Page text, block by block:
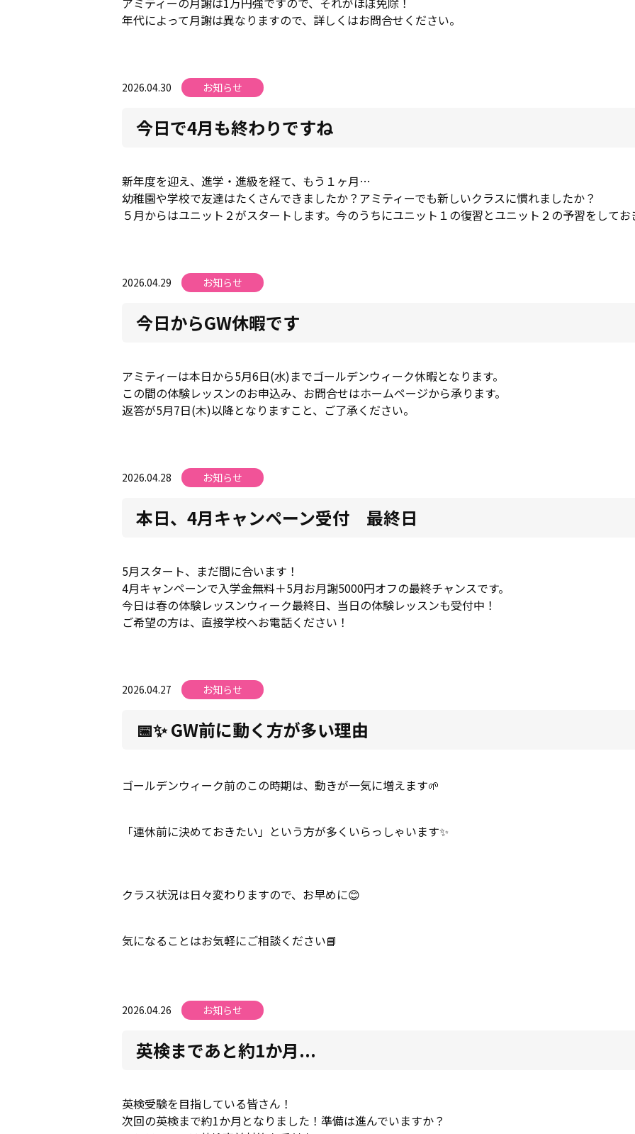
年代によって月謝は異なりますので、詳しくはお問合せください。
2026.04.30 お知らせ
今日で4月も終わりですね
新年度を迎え、進学・進級を経て、もう１ヶ月…
幼稚園や学校で友達はたくさんできましたか？アミティーでも新しいクラスに慣れましたか？
５月からはユニット２がスタートします。今のうちにユニット１の復習とユニット２の予習をしてお
2026.04.29 お知らせ
今日からGW休暇です
アミティーは本日から5月6日(水)までゴールデンウィーク休暇となります。
この間の体験レッスンのお申込み、お問合せはホームページから承ります。
返答が5月7日(木)以降となりますこと、ご了承ください。
2026.04.28 お知らせ
本日、4月キャンペーン受付 最終日
5月スタート、まだ間に合います！
4月キャンペーンで入学金無料＋5月お月謝5000円オフの最終チャンスです。
今日は春の体験レッスンウィーク最終日、当日の体験レッスンも受付中！
ご希望の方は、直接学校へお電話ください！
2026.04.27 お知らせ
📅✨ GW前に動く方が多い理由
ゴールデンウィーク前のこの時期は、動きが一気に増えます🌱
「連休前に決めておきたい」という方が多くいらっしゃいます✨
クラス状況は日々変わりますので、お早めに😊
気になることはお気軽にご相談ください📘
2026.04.26 お知らせ
英検まであと約1か月...
英検受験を目指している皆さん！
次回の英検まで約1か月となりました！準備は進んでいますか？